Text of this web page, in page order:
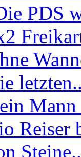
PDS
Reiser